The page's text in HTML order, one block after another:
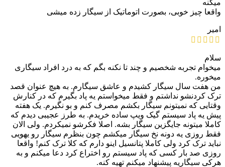
میکنه
واقعا چیز خوبی، بصورت اتوماتیک از سیگار زده میشی
امیر
سلام
میخوام تجربه شخصیم و چند تا نکنه بگم که به درد افراد سیگاری
میخوره.
من هفت سال سیگار کشیدم و عاشق سیگارم. به هیچ عنوان قصد
ترک کردنشو نداشتم و فقط میخواستم یه پاد بگیرم که در کنارش
وقتایی که نمیتونم سیگار بکشم مصرف کنم و بو نگیرم. یک هفته
پیش یه پاد سیستم گیک ویپ ساده خریدم. به طرز عجیبی دیدم که
کاملا میتونه جایگزین سیگار بشه. اصلا فکرشو نمیکردم. ولی الان
فقط روزی یه دونه نخ سیگار میکشم چون بنظرم سیگار رو یهویی
نباید ترک کرد ولی کاملا پتانسیل اینو دارم که کلا ترک کنم! واقعا
روزی صد بار کسی که پاد سیستم رو اختراع کرد دعا میکنم و به
هرکی سیگاریه پیشنهاد میکنم تهیه کنه.